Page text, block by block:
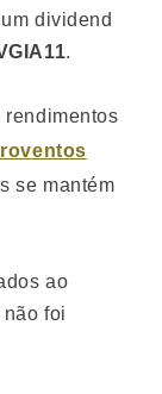
dividend
.
rendimentos
se mantém
ao
foi